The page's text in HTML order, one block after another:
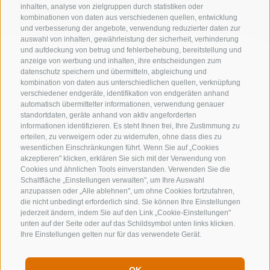
inhalten, analyse von zielgruppen durch statistiken oder
kombinationen von daten aus verschiedenen quellen, entwicklung
und verbesserung der angebote, verwendung reduzierter daten zur
auswahl von inhalten, gewährleistung der sicherheit, verhinderung
und aufdeckung von betrug und fehlerbehebung, bereitstellung und
anzeige von werbung und inhalten, ihre entscheidungen zum
datenschutz speichern und übermitteln, abgleichung und
kombination von daten aus unterschiedlichen quellen, verknüpfung
verschiedener endgeräte, identifikation von endgeräten anhand
automatisch übermittelter informationen, verwendung genauer
standortdaten, geräte anhand von aktiv angeforderten
informationen identifizieren. Es steht Ihnen frei, Ihre Zustimmung zu
erteilen, zu verweigern oder zu widerrufen, ohne dass dies zu
wesentlichen Einschränkungen führt. Wenn Sie auf „Cookies
akzeptieren" klicken, erklären Sie sich mit der Verwendung von
Cookies und ähnlichen Tools einverstanden. Verwenden Sie die
Schaltfläche „Einstellungen verwalten", um Ihre Auswahl
anzupassen oder „Alle ablehnen", um ohne Cookies fortzufahren,
die nicht unbedingt erforderlich sind. Sie können Ihre Einstellungen
jederzeit ändern, indem Sie auf den Link „Cookie-Einstellungen"
unten auf der Seite oder auf das Schildsymbol unten links klicken.
Ihre Einstellungen gelten nur für das verwendete Gerät.
KONTAKTIERE UNS
+39 0472 632 372